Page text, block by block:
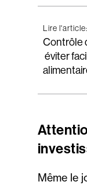
Lire l'article:
Contrôle
éviter
Même le